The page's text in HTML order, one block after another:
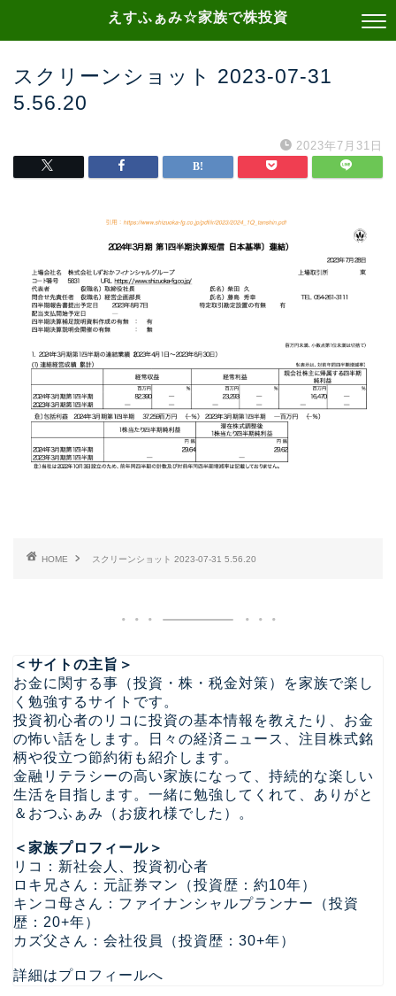
えすふぁみ☆家族で株投資
スクリーンショット 2023-07-31
5.56.20
2023年7月31日
HOME スクリーンショット 2023-07-31 5.56.20
＜サイトの主旨＞
お金に関する事（投資・株・税金対策）を家族で楽し
く勉強するサイトです。
投資初心者のリコに投資の基本情報を教えたり、お金
の怖い話をします。日々の経済ニュース、注目株式銘
柄や役立つ節約術も紹介します。
金融リテラシーの高い家族になって、持続的な楽しい
生活を目指します。一緒に勉強してくれて、ありがと
＆おつふぁみ（お疲れ様でした）。
＜家族プロフィール＞
リコ：新社会人、投資初心者
ロキ兄さん：元証券マン（投資歴：約10年）
キンコ母さん：ファイナンシャルプランナー（投資
歴：20+年）
カズ父さん：会社役員（投資歴：30+年）
詳細はプロフィールへ